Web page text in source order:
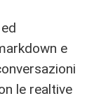
e
le realtive